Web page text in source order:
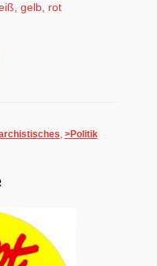
gelb, rot
, >Politik